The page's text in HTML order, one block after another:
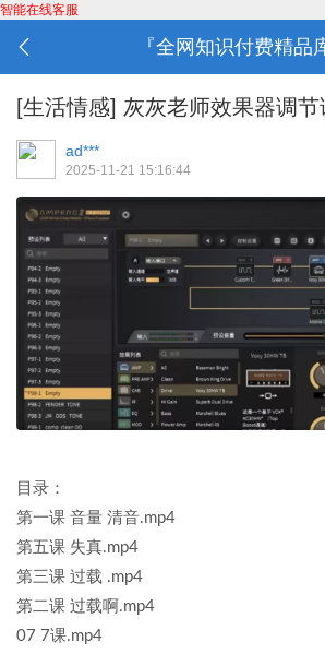
智能在线客服
『全网知识付费精品
[生活情感] 灰灰老师效果器调节
ad***
2025-11-21 15:16:44
目录：
第一课 音量 清音.mp4
第五课 失真.mp4
第三课 过载 .mp4
第二课 过载啊.mp4
07 7课.mp4